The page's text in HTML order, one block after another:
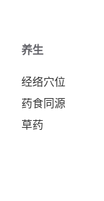
血；外用治
养生
经络穴位
药食同源
草药